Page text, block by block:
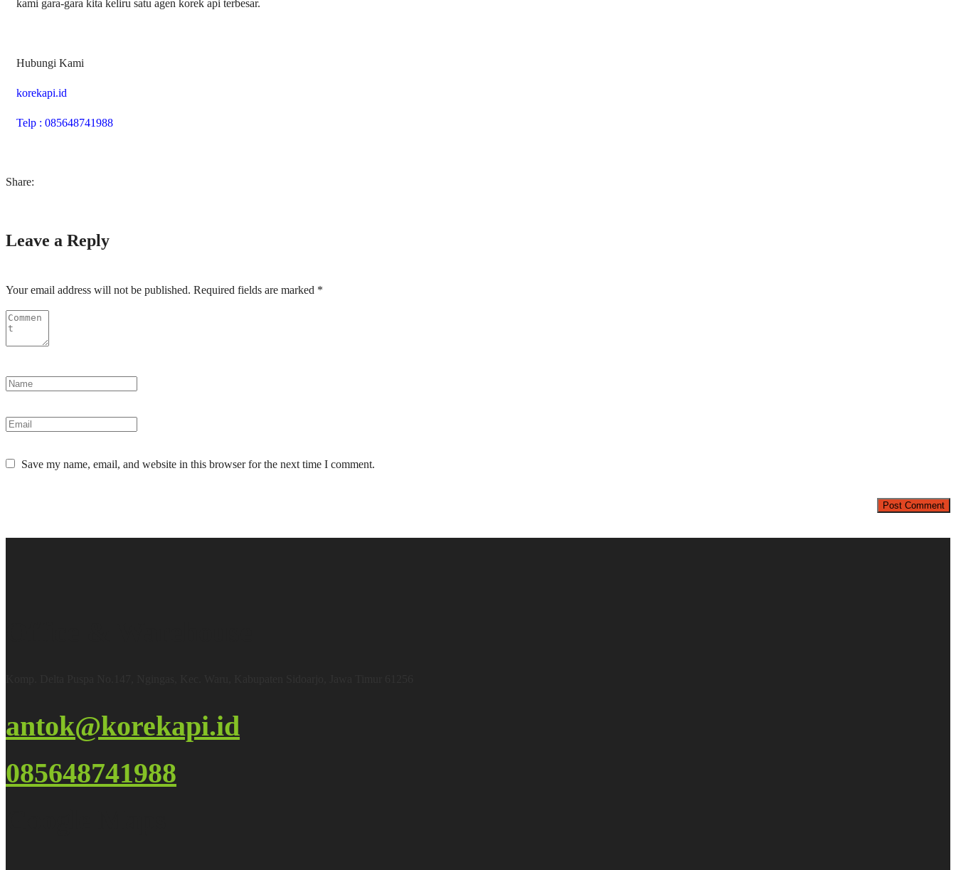
kami gara-gara kita keliru satu agen korek api terbesar.
Hubungi Kami
korekapi.id
Telp : 085648741988
Share:
Leave a Reply
Your email address will not be published. Required fields are marked *
Save my name, email, and website in this browser for the next time I comment.
antok@korekapi.id
085648741988